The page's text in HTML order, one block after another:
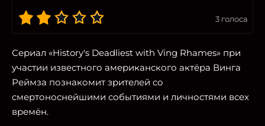
3 голоса
Сериал «History's Deadliest with Ving Rhames» при
участии известного американского актёра Винга
Реймза познакомит зрителей со
смертоноснейшими событиями и личностями всех
времён.